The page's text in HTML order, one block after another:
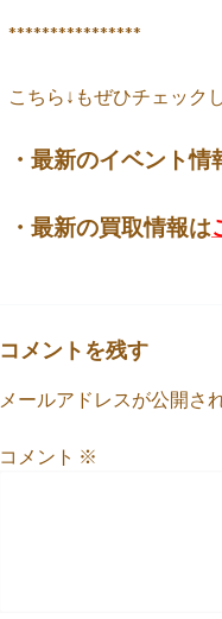
****************
こちら↓もぜひチェック
・最新のイベント情
・最新の買取情報は
コメントを残す
メールアドレスが公開さ
コメント ※